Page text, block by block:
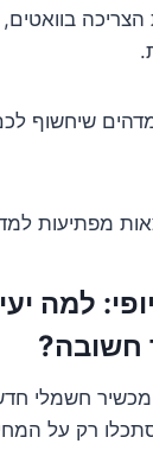
מדהים שיחשוף
מפתיעות
למה
חשובה?
חשמלי
רק על